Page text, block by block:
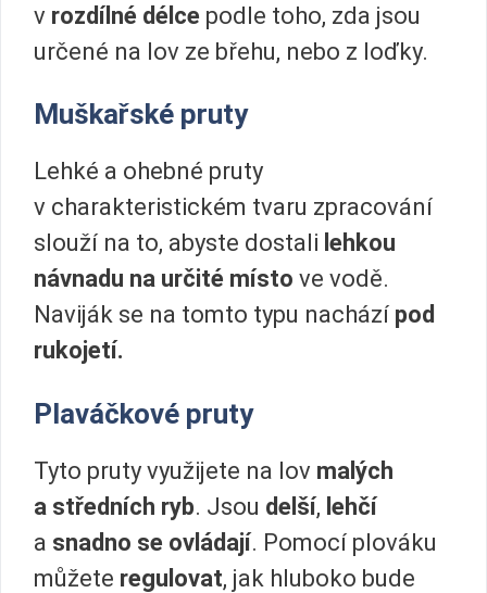
v rozdílné délce podle toho, zda jsou
určené na lov ze břehu, nebo z loďky.
Muškařské pruty
Lehké a ohebné pruty
v charakteristickém tvaru zpracování
slouží na to, abyste dostali lehkou
návnadu na určité místo ve vodě.
Naviják se na tomto typu nachází pod
rukojetí.
Plaváčkové pruty
Tyto pruty využijete na lov malých
a středních ryb. Jsou delší, lehčí
a snadno se ovládají. Pomocí plováku
můžete regulovat, jak hluboko bude